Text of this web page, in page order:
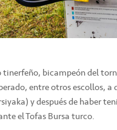
tinerfeño, bicampeón del
entre otros escollos,
y después de haber
el Tofas Bursa turco.